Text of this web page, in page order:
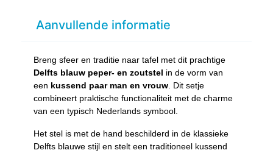
Aanvullende informatie
Breng sfeer en traditie naar tafel met dit prachtige
Delfts blauw peper- en zoutstel in de vorm van
een kussend paar man en vrouw . Dit setje
combineert praktische functionaliteit met de charme
van een typisch Nederlands symbool.
Het stel is met de hand beschilderd in de klassieke
Delfts blauwe stijl en stelt een traditioneel kussend